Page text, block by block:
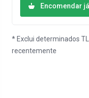
Encomendar
* Exclui determinados
recentemente